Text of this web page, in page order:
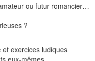
ou futur romancier…
?
et exercices ludiques
eux-mêmes…